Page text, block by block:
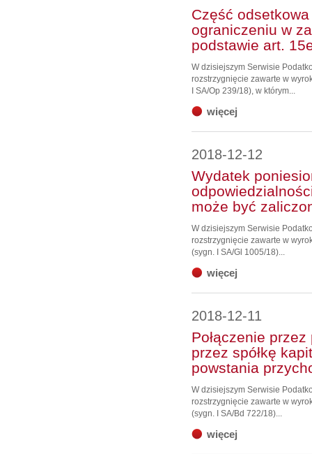
Część
ograniczeniu w
podstawie art.
W dzisiejszym Serwisie
rozstrzygnięcie zawarte w
I SA/Op 239/18), w którym...
więcej
2018-12-12
Wydatek
może być
W dzisiejszym Serwisie
rozstrzygnięcie zawarte w
(sygn. I SA/Gl 1005/18)...
więcej
2018-12-11
Połączenie
przez spółkę
powstania
W dzisiejszym Serwisie
rozstrzygnięcie zawarte w
(sygn. I SA/Bd 722/18)...
więcej